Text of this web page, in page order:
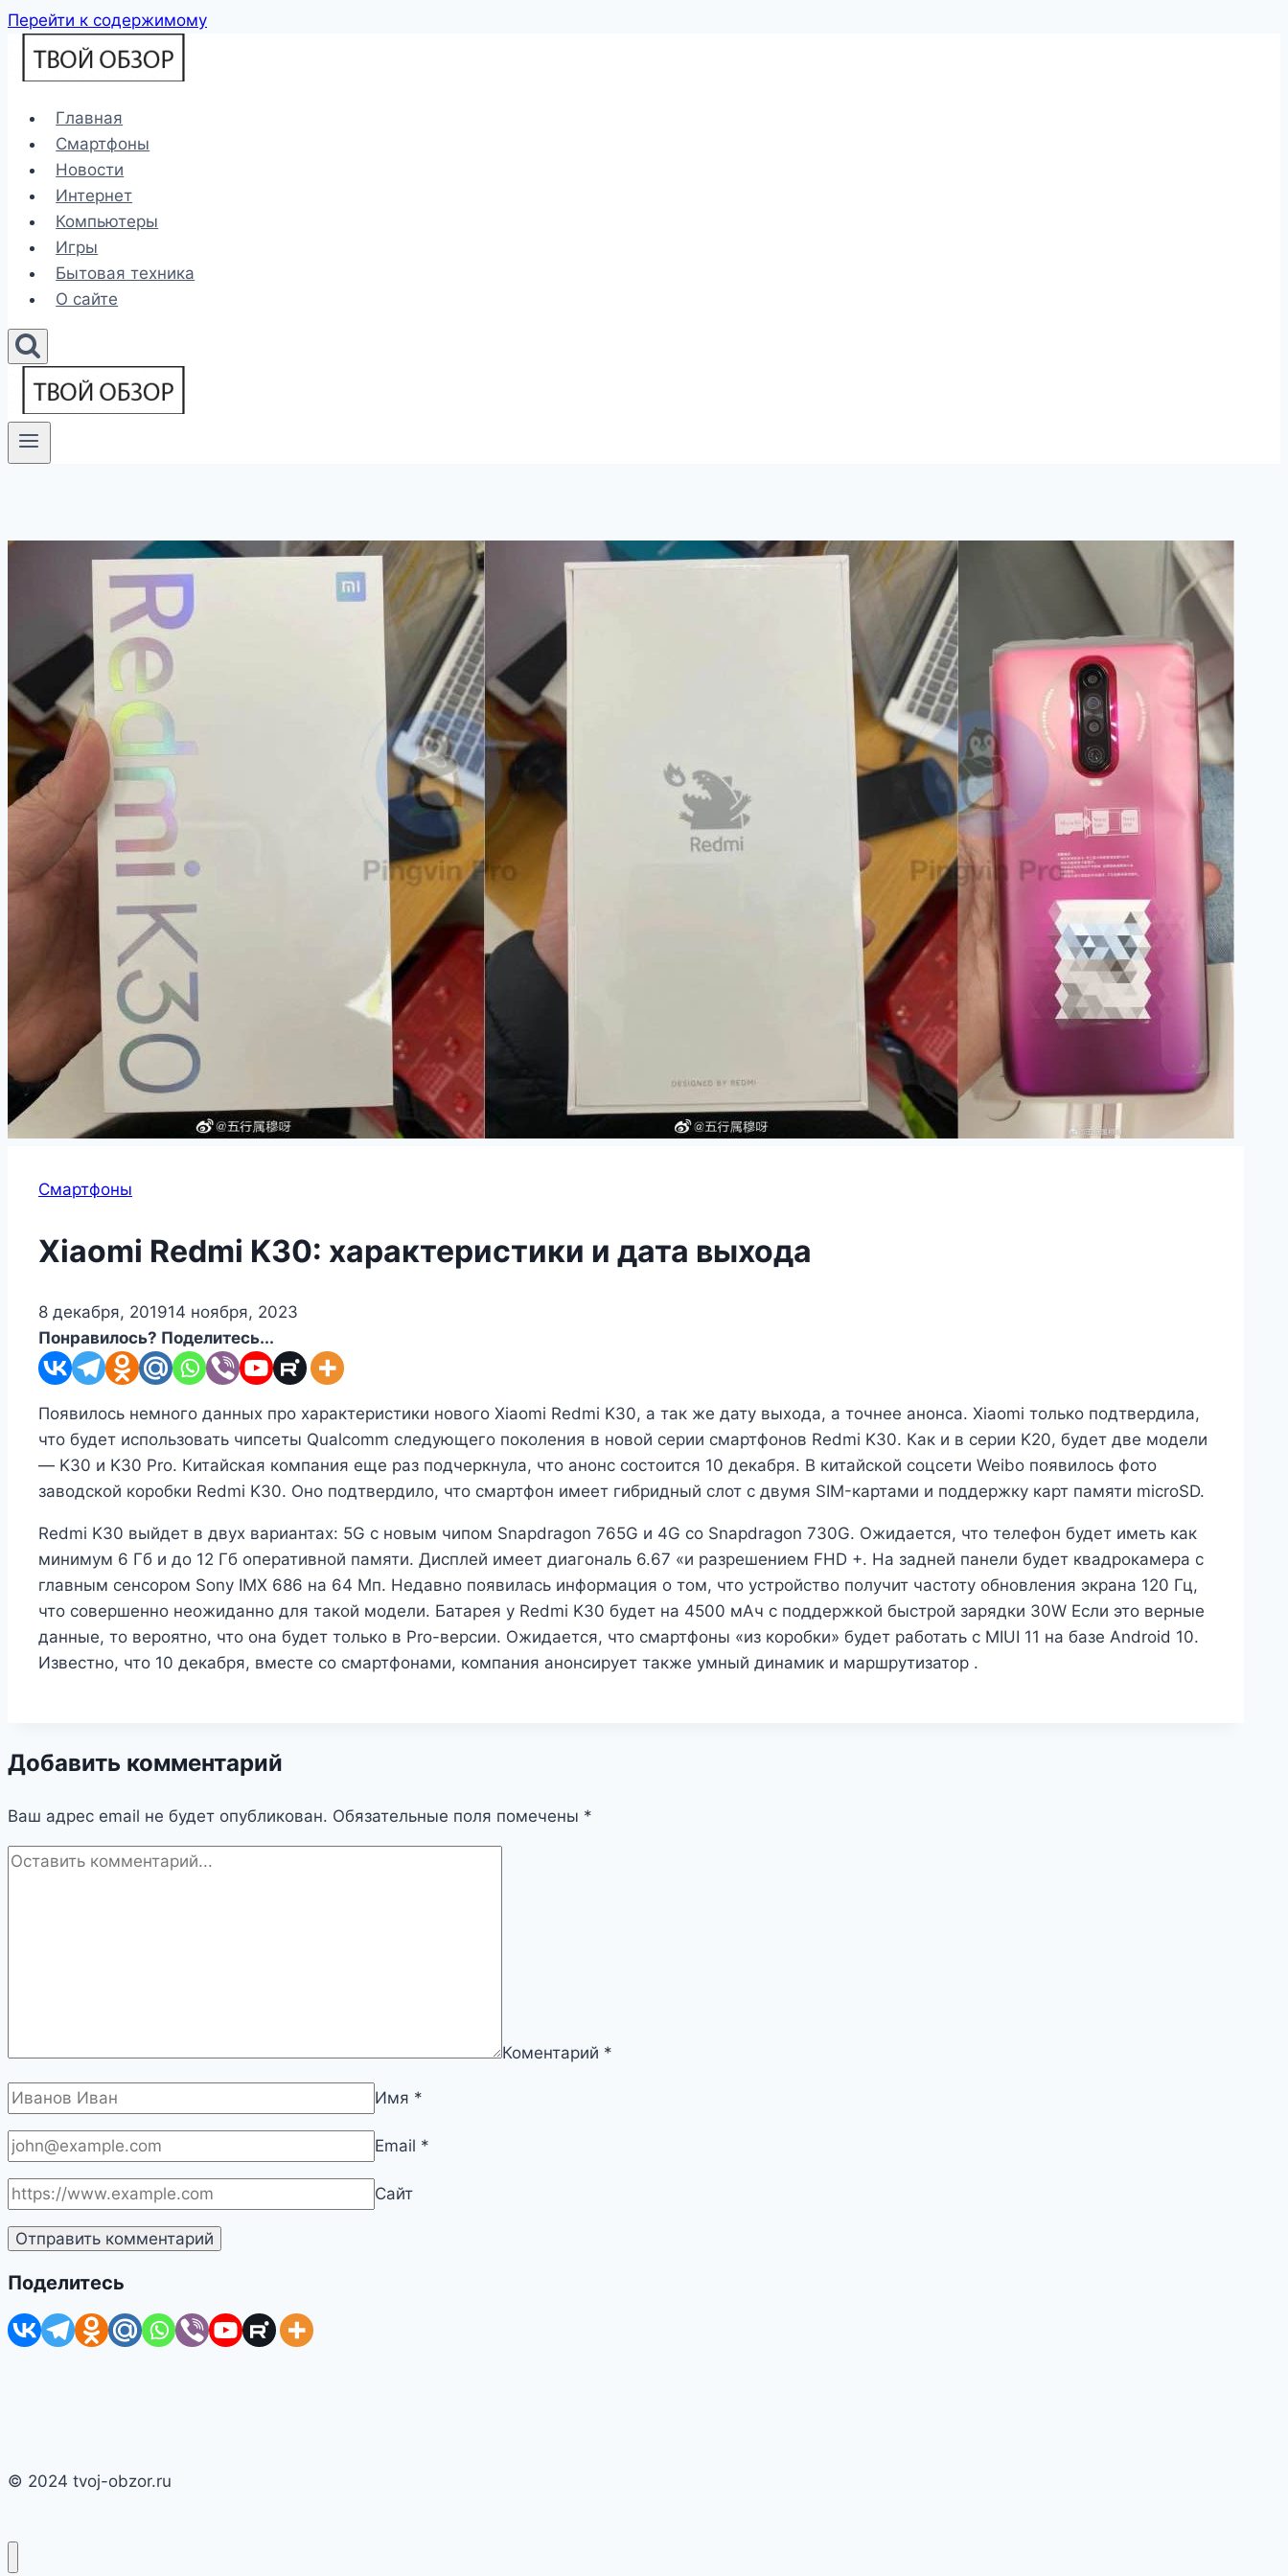
Перейти к содержимому
Главная
Смартфоны
Новости
Интернет
Компьютеры
Игры
Бытовая техника
О сайте
Смартфоны
Xiaomi Redmi K30: характеристики и дата выхода
8 декабря, 201914 ноября, 2023
Понравилось? Поделитесь...
Появилось немного данных про характеристики нового Xiaomi Redmi K30, а так же дату выхода, а точнее анонса. Xiaomi только подтвердила,
что будет использовать чипсеты Qualcomm следующего поколения в новой серии смартфонов Redmi K30. Как и в серии K20, будет две модели
— K30 и K30 Pro. Китайская компания еще раз подчеркнула, что анонс состоится 10 декабря. В китайской соцсети Weibo появилось фото
заводской коробки Redmi K30. Оно подтвердило, что смартфон имеет гибридный слот с двумя SIM-картами и поддержку карт памяти microSD.
Redmi K30 выйдет в двух вариантах: 5G с новым чипом Snapdragon 765G и 4G со Snapdragon 730G. Ожидается, что телефон будет иметь как
минимум 6 Гб и до 12 Гб оперативной памяти. Дисплей имеет диагональ 6.67 «и разрешением FHD +. На задней панели будет квадрокамера с
главным сенсором Sony IMX 686 на 64 Мп. Недавно появилась информация о том, что устройство получит частоту обновления экрана 120 Гц,
что совершенно неожиданно для такой модели. Батарея у Redmi K30 будет на 4500 мАч с поддержкой быстрой зарядки 30W Если это верные
данные, то вероятно, что она будет только в Pro-версии. Ожидается, что смартфоны «из коробки» будет работать с MIUI 11 на базе Android 10.
Известно, что 10 декабря, вместе со смартфонами, компания анонсирует также умный динамик и маршрутизатор .
Добавить комментарий
Ваш адрес email не будет опубликован. Обязательные поля помечены *
Коментарий *
Имя *
Email *
Сайт
Поделитесь
© 2024 tvoj-obzor.ru